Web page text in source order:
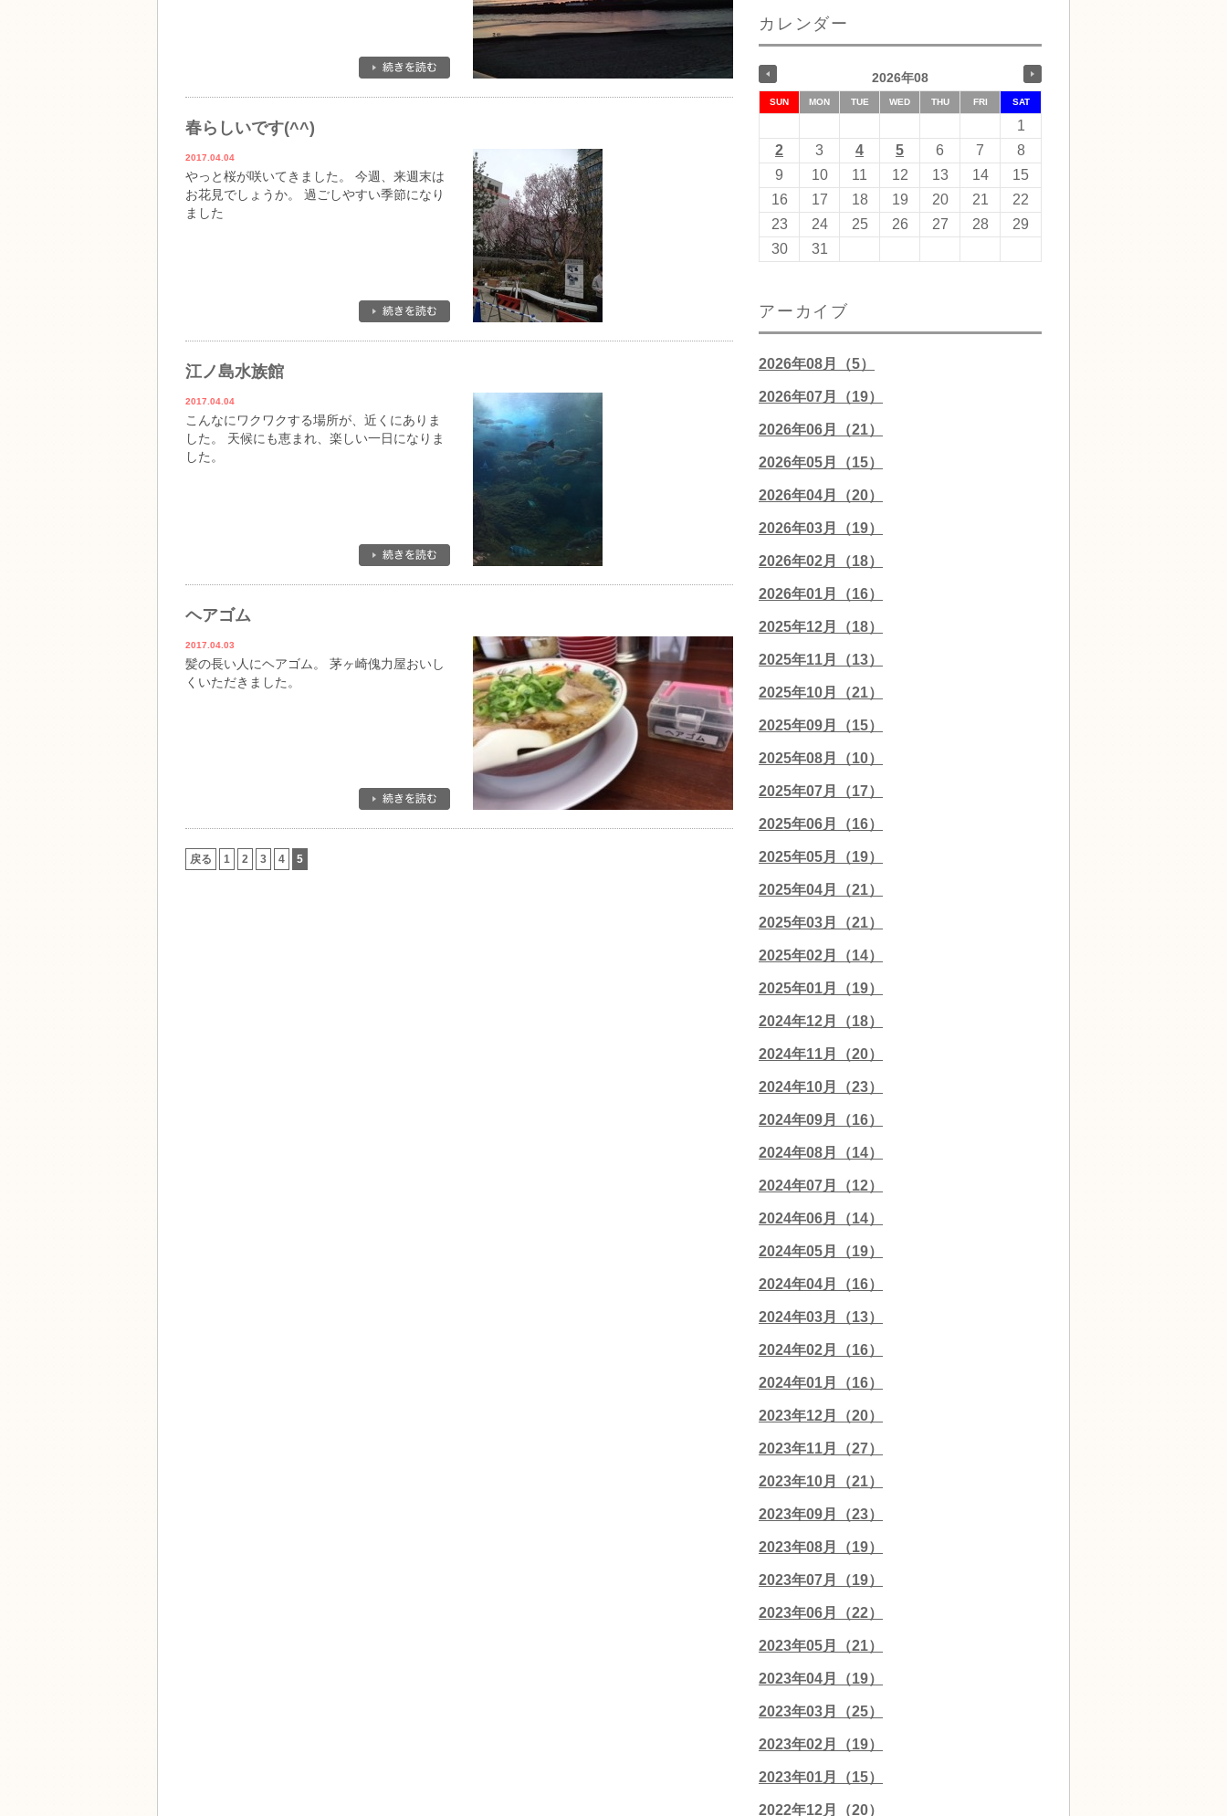
春らしいです(^^)
2017.04.04
やっと桜が咲いてきました。 今週、来週末は
お花見でしょうか。 過ごしやすい季節になり
ました
江ノ島水族館
2017.04.04
こんなにワクワクする場所が、近くにありま
した。 天候にも恵まれ、楽しい一日になりま
した。
ヘアゴム
2017.04.03
髪の長い人にヘアゴム。 茅ヶ崎傀力屋おいし
くいただきました。
戻る 1 2 3 4 5
カレンダー
2026年08
SUN MON TUE WED THU FRI SAT
1
2
3 4 5 6 7
8
9
10 11 12 13 14
15
16
17 18 19 20 21
22
23
24 25 26 27 28
29
30
31
アーカイブ
2026年08月（5）
2026年07月（19）
2026年06月（21）
2026年05月（15）
2026年04月（20）
2026年03月（19）
2026年02月（18）
2026年01月（16）
2025年12月（18）
2025年11月（13）
2025年10月（21）
2025年09月（15）
2025年08月（10）
2025年07月（17）
2025年06月（16）
2025年05月（19）
2025年04月（21）
2025年03月（21）
2025年02月（14）
2025年01月（19）
2024年12月（18）
2024年11月（20）
2024年10月（23）
2024年09月（16）
2024年08月（14）
2024年07月（12）
2024年06月（14）
2024年05月（19）
2024年04月（16）
2024年03月（13）
2024年02月（16）
2024年01月（16）
2023年12月（20）
2023年11月（27）
2023年10月（21）
2023年09月（23）
2023年08月（19）
2023年07月（19）
2023年06月（22）
2023年05月（21）
2023年04月（19）
2023年03月（25）
2023年02月（19）
2023年01月（15）
2022年12月（20）